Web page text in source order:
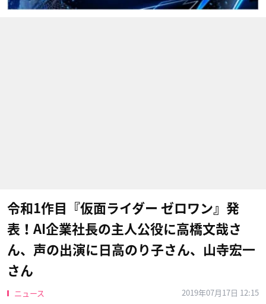
令和1作目『仮面ライダー ゼロワン』発
表！AI企業社長の主人公役に高橋文哉さ
ん、声の出演に日高のり子さん、山寺宏一
さん
ニュース
2019年07月17日 12:15